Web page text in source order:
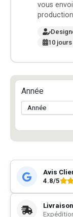
vous
10
Année
Avis
4.8/5